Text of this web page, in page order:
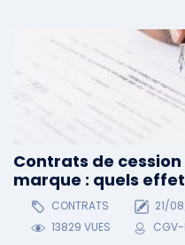
Contrats de
marque : quels
CONTRATS 21/
13829 VUES
CGV-